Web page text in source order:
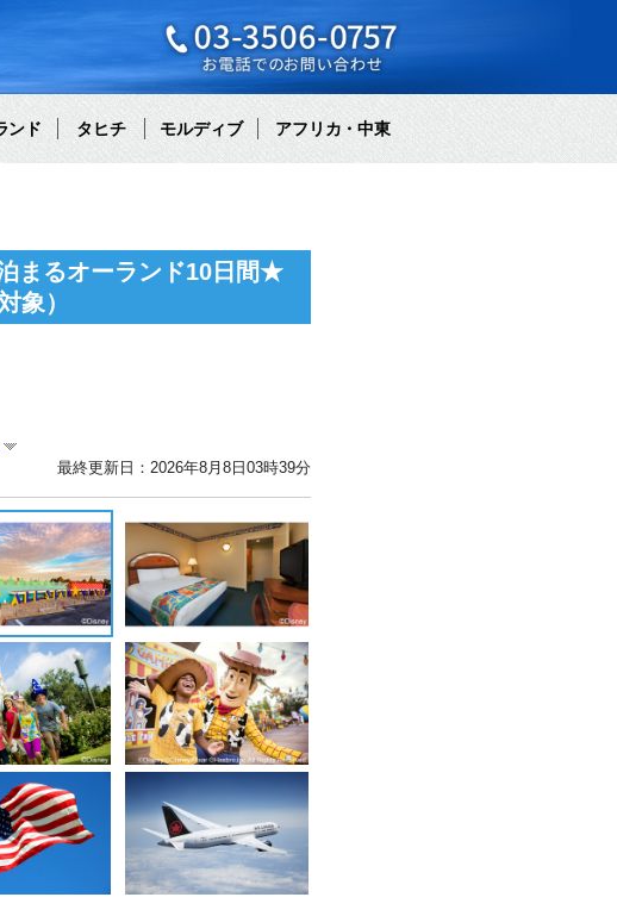
ンド タヒチ モルディブ アフリカ・中東
まるオーランド10日間★
象）
最終更新日：2026年8月8日03時39分